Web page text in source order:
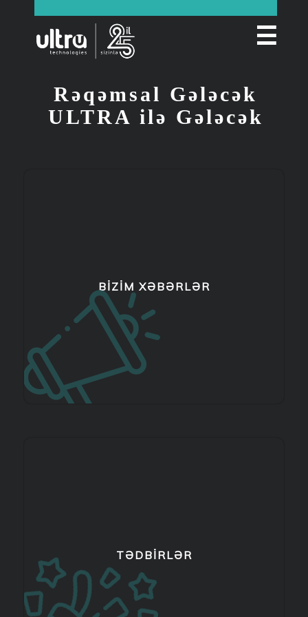
☰
Rəqəmsal Gələcək
ULTRA ilə Gələcək
BIZIM XƏBƏRLƏR
TƏDBIRLƏR